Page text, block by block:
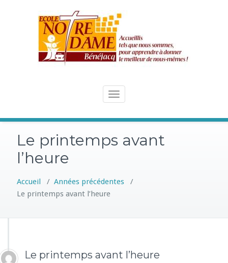
Toggle
Le printemps avant
l’heure
Accueil / Années précédentes /
Le printemps avant l’heure
Le printemps avant l’heure